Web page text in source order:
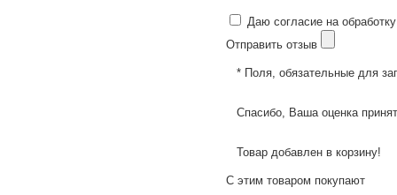
Даю согласие на
Отправить отзыв
* Поля, обязательные для
Спасибо, Ваша оценка
Товар добавлен в корзину!
С этим товаром покупают